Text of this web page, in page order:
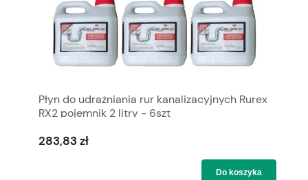
Płyn do udrażniania rur kanalizacyjnych Rurex
RX2 pojemnik 2 litry - 6szt
283,83 zł
Do koszyka